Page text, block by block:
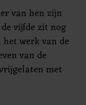
van hen zijn
vijfde zit nog
werk van de
van de
met